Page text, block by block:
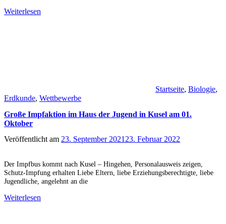
Weiterlesen
Startseite, Biologie,
Erdkunde, Wettbewerbe
Große Impfaktion im Haus der Jugend in Kusel am 01.
Oktober
Veröffentlicht am 23. September 2021 23. Februar 2022
Der Impfbus kommt nach Kusel – Hingehen, Personalausweis zeigen,
Schutz-Impfung erhalten Liebe Eltern, liebe Erziehungsberechtigte, liebe
Jugendliche, angelehnt an die
Weiterlesen